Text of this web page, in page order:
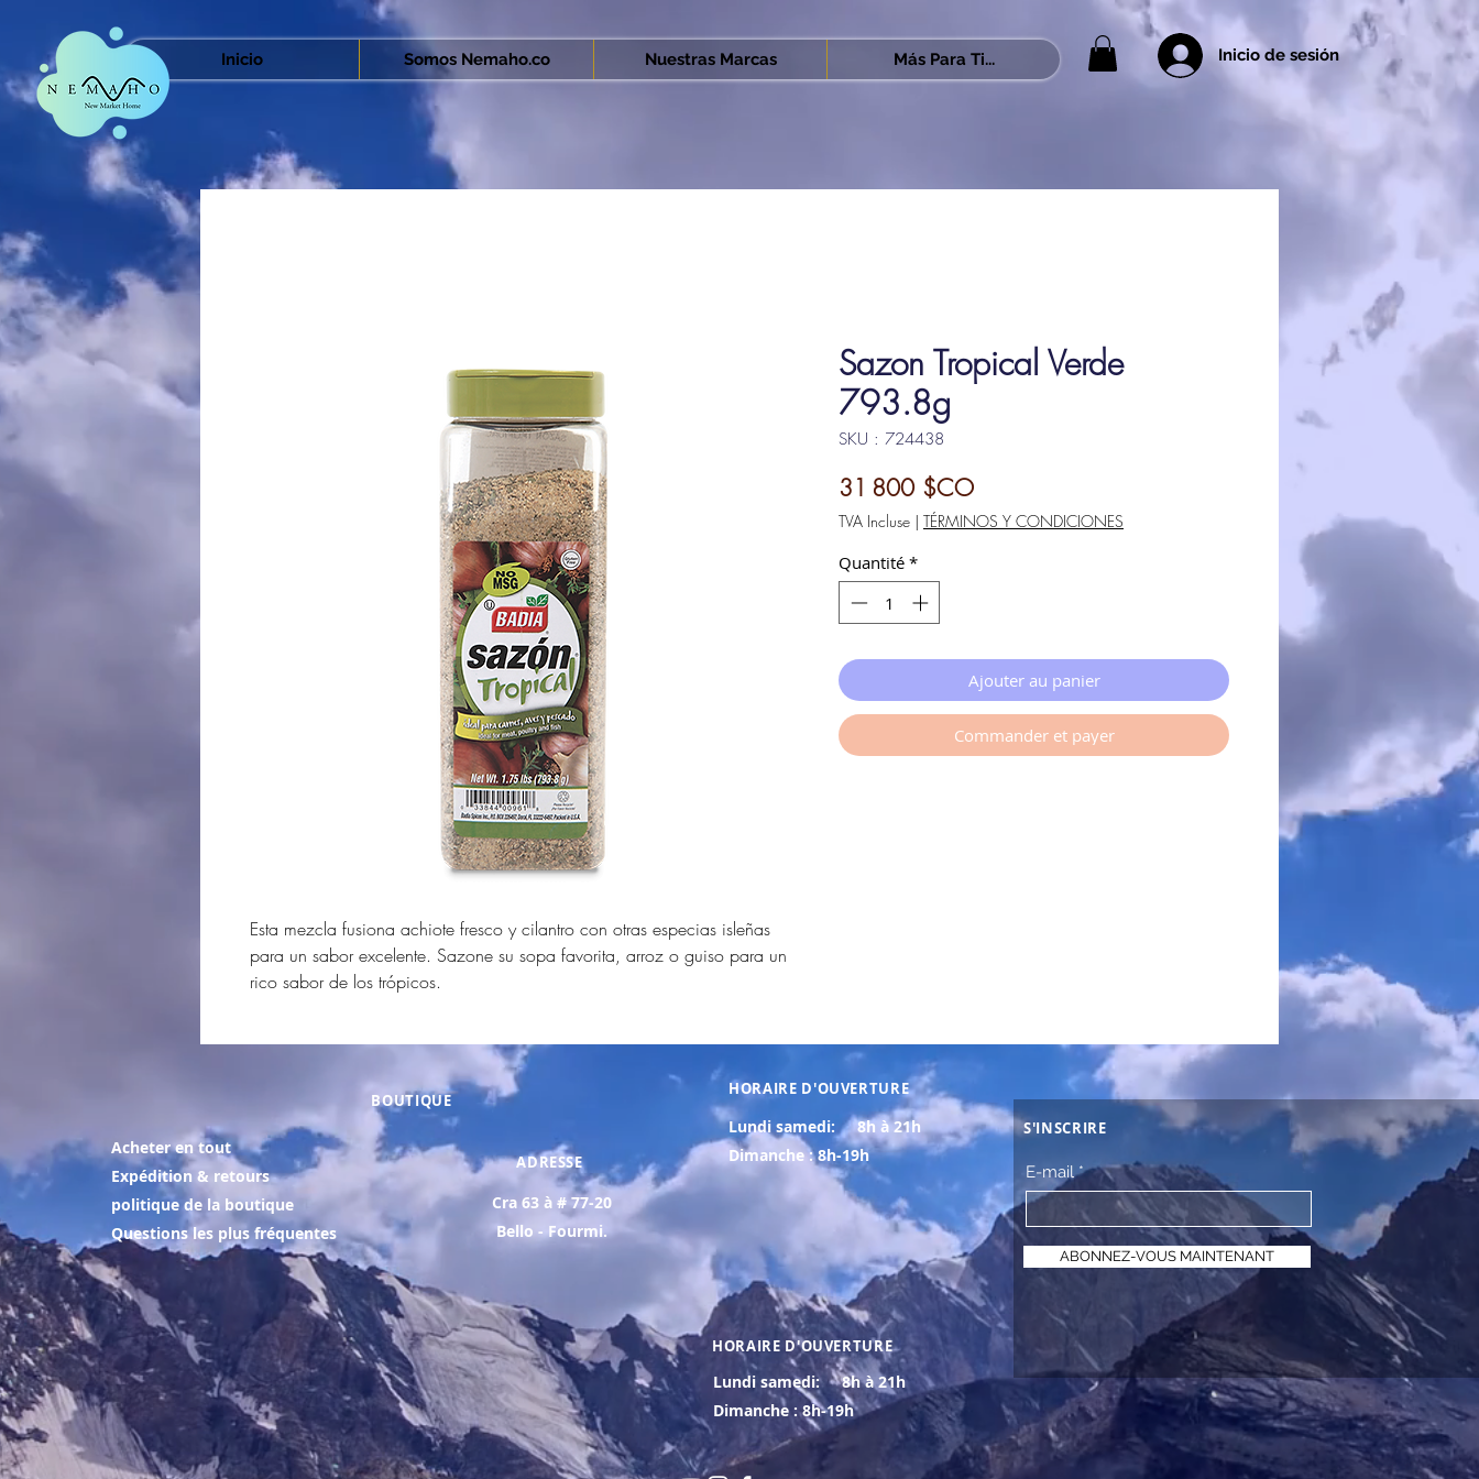
Inicio Somos Nemaho.co Nuestras Marcas Más Para Ti... Inicio de sesión
Esta mezcla fusiona achiote fresco y cilantro con otras especias isleñas
para un sabor excelente. Sazone su sopa favorita, arroz o guiso para un
rico sabor de los trópicos.
Sazon Tropical Verde
793.8g
SKU : 724438
31 800 $COPrix
TVA Incluse | TÉRMINOS Y CONDICIONES
Quantité *
Ajouter au panier
Commander et payer
BOUTIQUE
Acheter en tout
Expédition & retours
politique de la boutique
Questions les plus fréquentes
ADRESSE
Cra 63 à # 77-20
Bello - Fourmi.
HORAIRE D'OUVERTURE
Lundi samedi:
8h à 21h
Dimanche : 8h-19h
HORAIRE D'OUVERTURE
Lundi samedi:
8h à 21h
Dimanche : 8h-19h
S'INSCRIRE
E-mail
ABONNEZ-VOUS MAINTENANT